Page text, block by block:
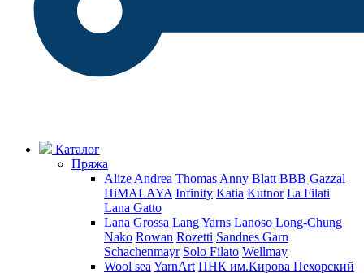
Каталог
Пряжа
Alize Andrea Thomas Anny Blatt BBB Gazzal
HiMALAYA Infinity Katia Kutnor La Filati
Lana Gatto
Lana Grossa Lang Yarns Lanoso Long-Chung
Nako Rowan Rozetti Sandnes Garn
Schachenmayr Solo Filato Wellmay
Wool sea YarnArt ПНК им.Кирова Пехорский